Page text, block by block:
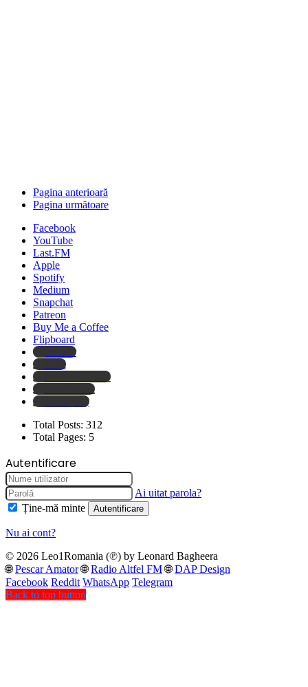
Pagina anterioară
Pagina următoare
Facebook
YouTube
Last.FM
Apple
Spotify
Medium
Snapchat
Patreon
Buy Me a Coffee
Flipboard
Deezer
Tidal
Amazon Music
Audiomack
Boomplay
Total Posts: 312
Total Pages: 5
Autentificare
Ai uitat parola?
Ține-mă minte
Autentificare
Nu ai cont?
© 2026 Leo1Romania (℗) by Leonard Bagheera
🌐Pescar Amator🌐Radio Altfel FM🌐DAP Design
Facebook Reddit WhatsApp Telegram
Back to top button